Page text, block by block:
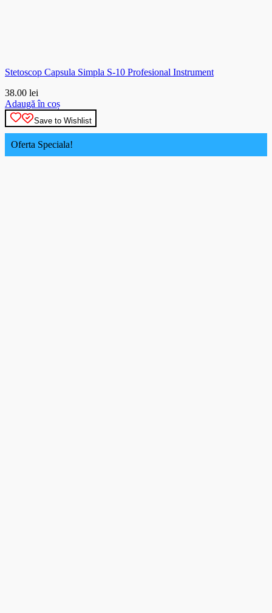
Stetoscop Capsula Simpla S-10 Profesional Instrument
38.00 lei
Adaugă în coș
Save to Wishlist
Oferta Speciala!